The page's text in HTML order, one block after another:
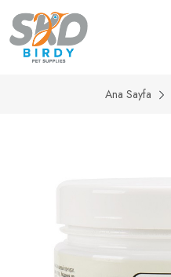
Ana Sayfa